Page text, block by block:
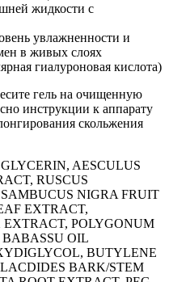
жидкости с
увлажненности и
в живых слоях
гиалуроновая кислота)
гель на очищенную
инструкции к аппарату
скольжения
AESCULUS
RUSCUS
NIGRA FRUIT
EXTRACT,
POLYGONUM
OIL
BUTYLENE
BARK/STEM